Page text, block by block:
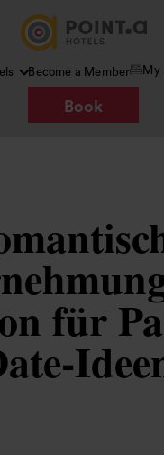
Become a Member My
Book
für